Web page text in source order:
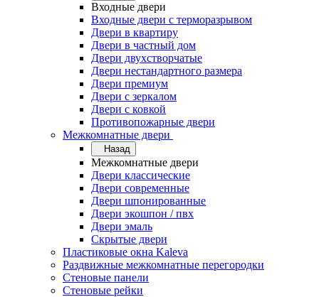
Входные двери
Входные двери с терморазрывом
Двери в квартиру
Двери в частный дом
Двери двухстворчатые
Двери нестандартного размера
Двери премиум
Двери с зеркалом
Двери с ковкой
Противопожарные двери
Межкомнатные двери
Назад
Межкомнатные двери
Двери классические
Двери современные
Двери шпонированные
Двери экошпон / пвх
Двери эмаль
Скрытые двери
Пластиковые окна Kaleva
Раздвижные межкомнатные перегородки
Стеновые панели
Стеновые рейки